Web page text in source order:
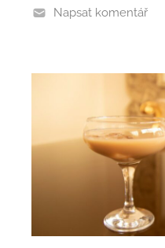
Napsat komentář